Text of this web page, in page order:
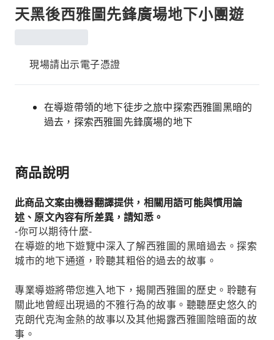
天黑後西雅圖先鋒廣場地下小團遊
現場請出示電子憑證
在導遊帶領的地下徒步之旅中探索西雅圖黑暗的
過去，探索西雅圖先鋒廣場的地下
商品說明
此商品文案由機器翻譯提供，相關用語可能與慣用論
述、原文內容有所差異，請知悉。
-你可以期待什麼-
在導遊的地下遊覽中深入了解西雅圖的黑暗過去。探索
城市的地下通道，聆聽其粗俗的過去的故事。
專業導遊將帶您進入地下，揭開西雅圖的歷史。聆聽有
關此地曾經出現過的不雅行為的故事。聽聽歷史悠久的
克朗代克淘金熱的故事以及其他揭露西雅圖陰暗面的故
事。